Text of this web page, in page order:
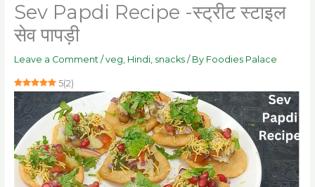
Sev Papdi Recipe -स्ट्रीट स्टाइल
सेव पापड़ी
Leave a Comment / veg, Hindi, snacks/ By Foodies Palace
5(2)